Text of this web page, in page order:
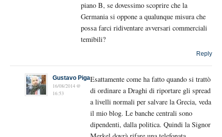
piano B, se dovessimo scoprire che la
Germania si oppone a qualunque misura che
possa farci ridiventare avversari commerciali
temibili?
Reply
Gustavo Piga
16/08/2014 @
16:53
Esattamente come ha fatto quando si trattò
di ordinare a Draghi di riportare gli spread
a livelli normali per salvare la Grecia, veda
il mio blog. Le banche centrali sono
dipendenti, dalla politica. Quindi la Signor